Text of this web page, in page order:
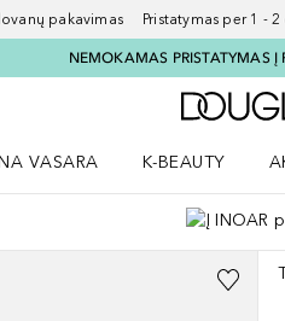
pakavimas Pristatymas per 1 - 2
NEMOKAMAS PRISTATYMAS
VASARA
K-BEAUTY